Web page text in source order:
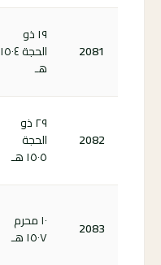
2081
١٩ ذو
الحجة ١٥٠٤
هـ
2082
٢٩ ذو
الحجة
١٥٠٥ هـ
2083
١٠ محرم
١٥٠٧ هـ